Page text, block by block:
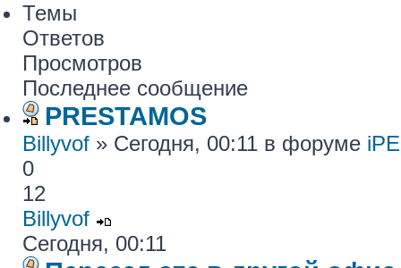
Темы
Ответов
Просмотров
Последнее сообщение
PRESTAMOS
Billyvof » Сегодня, 00:11 в форуме
0
12
Billyvof
Сегодня, 00:11